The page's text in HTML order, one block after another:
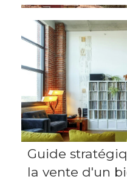
Guide
la vente d'un